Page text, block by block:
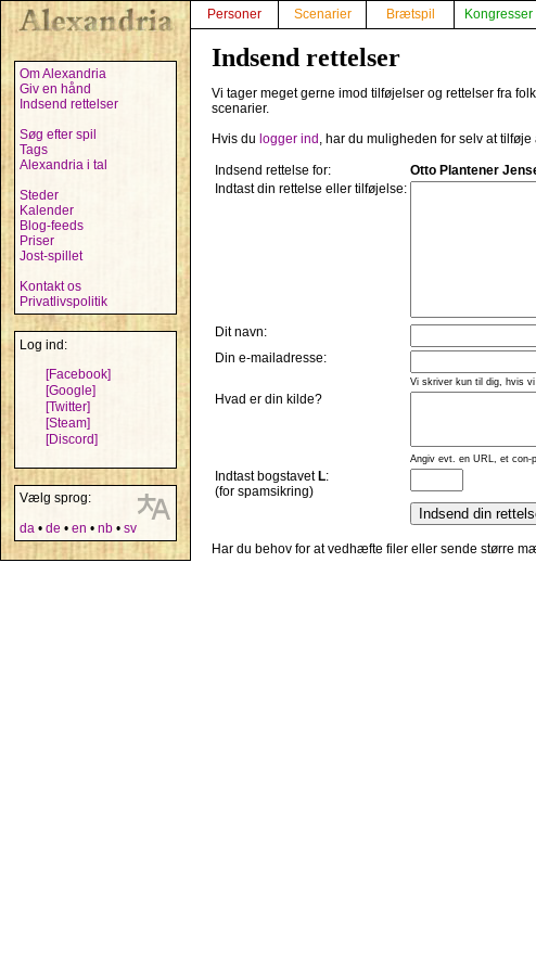
Om Alexandria
Giv en hånd
Indsend rettelser
Søg efter spil
Tags
Alexandria i tal
Steder
Kalender
Blog-feeds
Priser
Jost-spillet
Kontakt os
Privatlivspolitik
Log ind:
[Facebook]
[Google]
[Twitter]
[Steam]
[Discord]
Vælg sprog:
da • de • en • nb • sv
Personer Scenarier Brætspil Kongresser
Indsend rettelser
Vi tager meget gerne imod tilføjelser og rettelser fra
scenarier.
Hvis du logger ind , har du muligheden for selv at
Indsend rettelse for:
Otto Plantener
Indtast din rettelse eller tilføjelse:
Dit navn:
Din e-mailadresse:
Vi skriver kun til dig, hvis
Hvad er din kilde?
Angiv evt. en URL, et con-
Indtast bogstavet L:
(for spamsikring)
Har du behov for at vedhæfte filer eller sende større